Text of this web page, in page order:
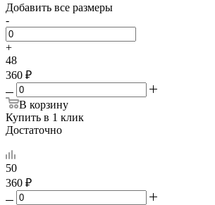
Добавить все размеры
-
+
48
360 ₽
В корзину
Купить в 1 клик
Достаточно
50
360 ₽